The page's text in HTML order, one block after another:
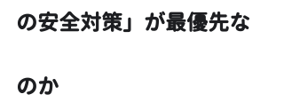
の安全対策」が最優先な
のか